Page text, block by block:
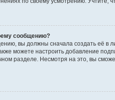
сообщению?
вы должны сначала создать её в
можете настроить добавление
разделе. Несмотря на это, вы